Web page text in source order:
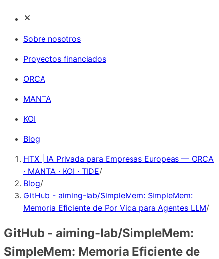
Sobre nosotros
Proyectos financiados
ORCA
MANTA
KOI
Blog
HTX | IA Privada para Empresas Europeas — ORCA
· MANTA · KOI · TIDE/
Blog/
GitHub - aiming-lab/SimpleMem: SimpleMem:
Memoria Eficiente de Por Vida para Agentes LLM/
GitHub - aiming-lab/SimpleMem:
SimpleMem: Memoria Eficiente de